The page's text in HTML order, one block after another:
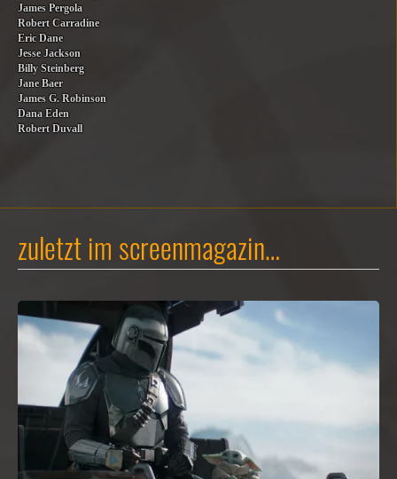
James Pergola
Robert Carradine
Eric Dane
Jesse Jackson
Billy Steinberg
Jane Baer
James G. Robinson
Dana Eden
Robert Duvall
zuletzt im screenmagazin…